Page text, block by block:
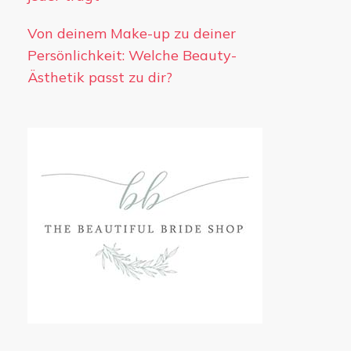
Von deinem Make-up zu deiner
Persönlichkeit: Welche Beauty-
Ästhetik passt zu dir?